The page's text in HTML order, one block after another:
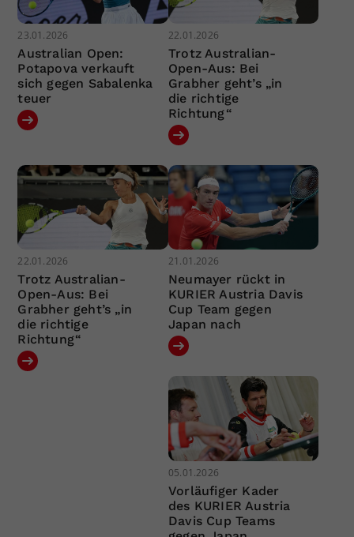
23.01.2026
Australian Open:
Potapova verkauft
sich gegen Sabalenka
teuer
22.01.2026
Trotz Australian-
Open-Aus: Bei
Grabher geht’s „in
die richtige
Richtung“
22.01.2026
Trotz Australian-
Open-Aus: Bei
Grabher geht’s „in
die richtige
Richtung“
21.01.2026
Neumayer rückt in
KURIER Austria Davis
Cup Team gegen
Japan nach
05.01.2026
Vorläufiger Kader
des KURIER Austria
Davis Cup Teams